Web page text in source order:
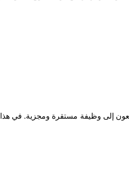
إلى وظيفة مستقرة ومجزية. في